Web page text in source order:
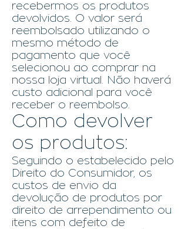
recebermos os produtos
devolvidos. O valor será
reembolsado utilizando o
mesmo método de
pagamento que você
selecionou ao comprar na
nossa loja virtual. Não haverá
custo adicional para você
receber o reembolso.
Como devolver
os produtos:
Seguindo o estabelecido pelo
Direito do Consumidor, os
custos de envio da
devolução de produtos por
direito de arrependimento ou
itens com defeito de